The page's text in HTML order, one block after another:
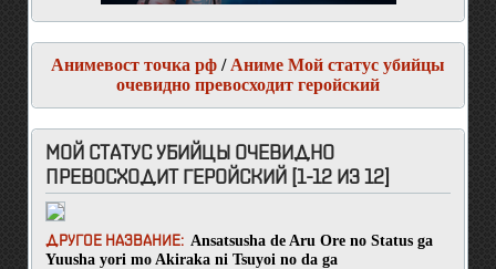
Анимевост точка рф / Аниме Мой статус убийцы
очевидно превосходит геройский
МОЙ СТАТУС УБИЙЦЫ ОЧЕВИДНО
ПРЕВОСХОДИТ ГЕРОЙСКИЙ [1-12 ИЗ 12]
ДРУГОЕ НАЗВАНИЕ: Ansatsusha de Aru Ore no Status ga
Yuusha yori mo Akiraka ni Tsuyoi no da ga